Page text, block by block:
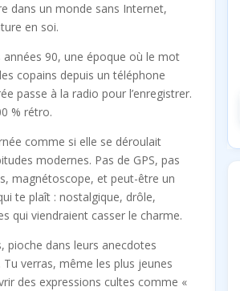
dans un monde sans Internet,
en soi.
années 90, une époque où le mot
copains depuis un téléphone
passe à la radio pour l’enregistrer.
% rétro.
comme si elle se déroulait
modernes. Pas de GPS, pas
magnétoscope, et peut-être un
te plaît : nostalgique, drôle,
qui viendraient casser le charme.
pioche dans leurs anecdotes
verras, même les plus jeunes
des expressions cultes comme «